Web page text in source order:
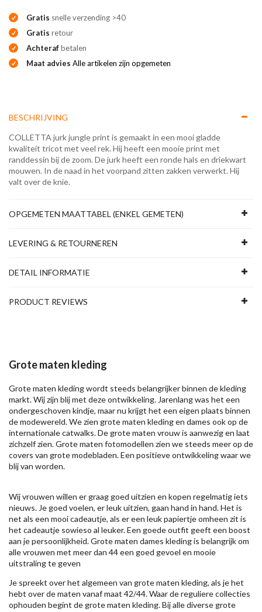
Gratis snelle verzending >40
Gratis retour
Achterafbetalen
Maat advies Alle artikelen zijn opgemeten
BESCHRIJVING
COLLETTA jurk jungle print is gemaakt in een mooi gladde
kwaliteit tricot met veel rek. Hij heeft een mooie print met
randdessin bij de zoom. De jurk heeft een ronde hals en driekwart
mouwen. In de naad in het voorpand zitten zakken verwerkt. Hij
valt over de knie.
OPGEMETEN MAATTABEL (ENKEL GEMETEN)
LEVERING & RETOURNEREN
DETAIL INFORMATIE
PRODUCT REVIEWS
Grote maten kleding
Grote maten kleding wordt steeds belangrijker binnen de kleding
markt. Wij zijn blij met deze ontwikkeling. Jarenlang was het een
ondergeschoven kindje, maar nu krijgt het een eigen plaats binnen
de modewereld. We zien grote maten kleding en dames ook op de
internationale catwalks. De grote maten vrouw is aanwezig en laat
zichzelf zien. Grote maten fotomodellen zien we steeds meer op de
covers van grote modebladen. Een positieve ontwikkeling waar we
blij van worden.
Wij vrouwen willen er graag goed uitzien en kopen regelmatig iets
nieuws. Je goed voelen, er leuk uitzien, gaan hand in hand. Het is
net als een mooi cadeautje, als er een leuk papiertje omheen zit is
het cadeautje sowieso al leuker. Een goede outfit geeft een boost
aan je persoonlijkheid. Grote maten dames kleding is belangrijk om
alle vrouwen met meer dan 44 een goed gevoel en mooie
uitstraling te geven
Je spreekt over het algemeen van grote maten kleding, als je het
hebt over de maten vanaf maat 42/44. Waar de reguliere collecties
ophouden begint de grote maten kleding. Bij alle diverse grote